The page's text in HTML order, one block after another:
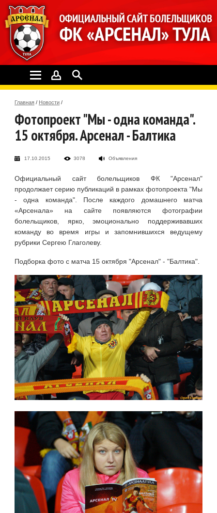
Главная / Новости /
Фотопроект "Мы - одна команда".
15 октября. Арсенал - Балтика
17.10.2015 3078 Объявления
Официальный сайт болельщиков ФК "Арсенал"
продолжает серию публикаций в рамках фотопроекта "Мы
- одна команда". После каждого домашнего матча
«Арсенала» на сайте появляются фотографии
болельщиков, ярко, эмоционально поддерживавших
команду во время игры и запомнившихся ведущему
рубрики Сергею Глаголеву.
Подборка фото с матча 15 октября "Арсенал" - "Балтика".